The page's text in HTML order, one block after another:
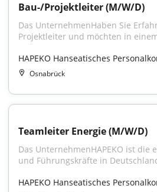
Bau-/Projektleiter (M/W/D)
Das UnternehmenHaben Sie
Projektleiter und möchten in
HAPEKO Hanseatisches
Osnabrück
Teamleiter Energie (M/W/D)
Das UnternehmenHAPEKO ist die
und Führungskräfte in
HAPEKO Hanseatisches